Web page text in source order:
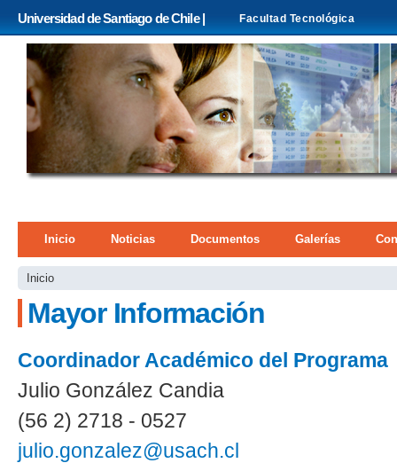
Universidad de Santiago de Chile | Facultad Tecnológica
Menú principal
Inicio Noticias Documentos Galerías
Se encuentra usted aquí
Inicio
Mayor Información
Coordinador Académico del Programa
Julio González Candia
(56 2) 2718 - 0527
julio.gonzalez@usach.cl